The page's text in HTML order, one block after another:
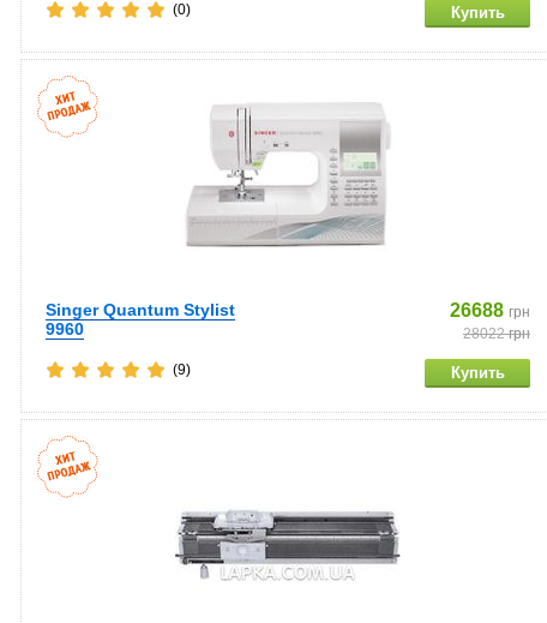
(0)
Singer Quantum Stylist
9960
26688 грн
28022грн
(9)